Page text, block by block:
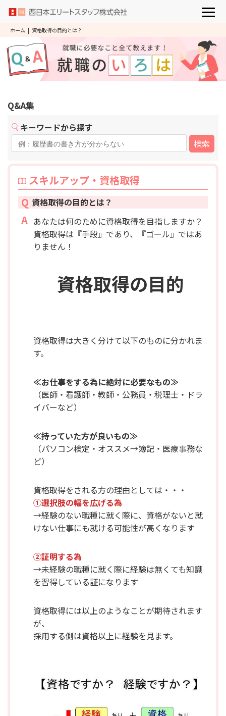
ホーム | 資格取得の目的とは？
Q&A集
キーワードから探す
検索
スキルアップ・資格取得
Q 資格取得の目的とは？
A あなたは何のために資格取得を目指しますか？
資格取得は『手段』であり、『ゴール』ではあ
りません！
資格取得の目的
資格取得は大きく分けて以下のものに分かれま
す。
≪お仕事をする為に絶対に必要なもの≫
（医師・看護師・教師・公務員・税理士・ドラ
イバーなど）
≪持っていた方が良いもの≫
（パソコン検定・オススメ→簿記・医療事務な
ど）
資格取得をされる方の理由としては・・・
①選択肢の幅を広げる為
→経験のない職種に就く際に、資格がないと就
けない仕事にも就ける可能性が高くなります
②証明する為
→未経験の職種に就く際に経験は無くても知識
を習得している証になります
資格取得には以上のようなことが期待されます
が、
採用する側は資格以上に経験を見ます。